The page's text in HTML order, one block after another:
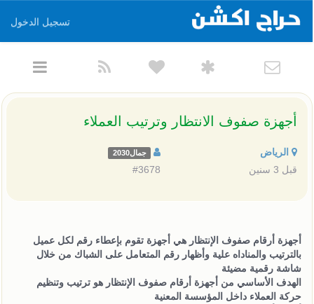
تسجيل الدخول
أجهزة صفوف الانتظار وترتيب العملاء
الرياض جمال2030
قبل 3 سنين #3678
أجهزة أرقام صفوف الإنتظار هي أجهزة تقوم بإعطاء رقم لكل عميل
بالترتيب والمناداه علية وأظهار رقم المتعامل على الشباك من خلال
شاشة رقمية مضيئة
الهدف الأساسي من أجهزة أرقام صفوف الإنتظار هو ترتيب وتنظيم
حركة العملاء داخل المؤسسة المعنية